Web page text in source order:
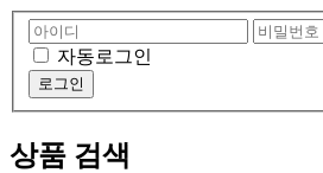
자동로그인
상품 검색